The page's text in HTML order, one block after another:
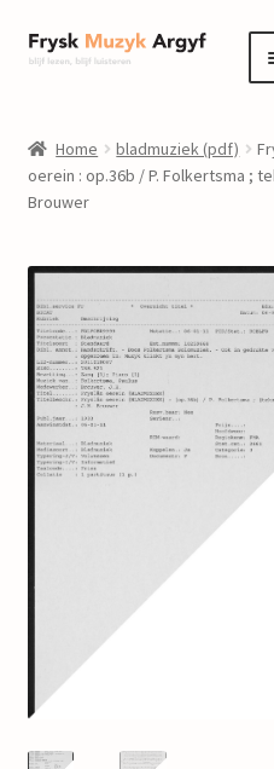
Ga
door
navigatie
Ga
naar
inhoud
informatie
Componisten
nieuws
events
Home bladmuziek (pdf)
oerein : op.36b / P. Folkertsma ;
Brouwer